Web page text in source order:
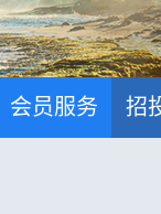
会员服务 招